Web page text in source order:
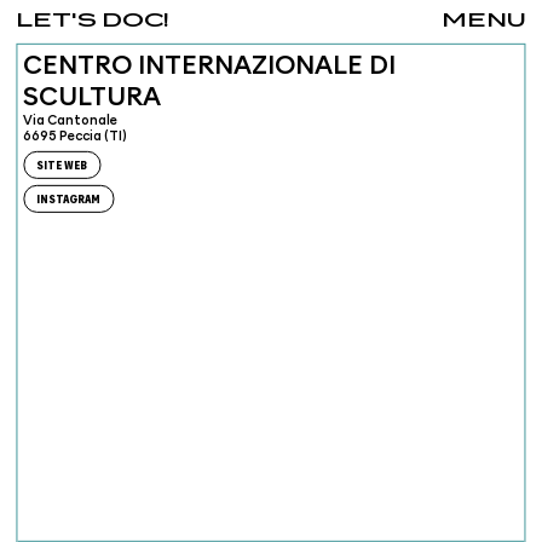
MENU
LET'S DOC!
CENTRO INTERNAZIONALE DI
SCULTURA
Via Cantonale
6695 Peccia (TI)
SITE WEB
INSTAGRAM